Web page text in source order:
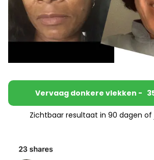
Vervaag donkere vlekken -
Zichtbaar resultaat in 90 dagen